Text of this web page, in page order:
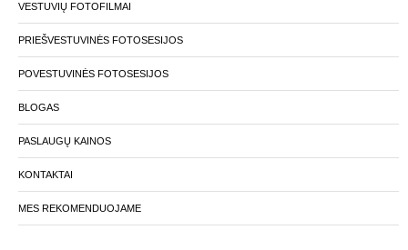
VESTUVIŲ FOTOFILMAI
PRIEŠVESTUVINĖS FOTOSESIJOS
POVESTUVINĖS FOTOSESIJOS
BLOGAS
PASLAUGŲ KAINOS
KONTAKTAI
MES REKOMENDUOJAME